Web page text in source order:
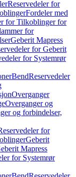
Reservedeler for
Fordeler med
for Tilkoblinger for
for
Geberit Mapress
for Geberit
for Systemrør
BendReservedeler
Overganger
Overganger og
og forbindelser,
for
Geberit
Mapress
for Systemrør